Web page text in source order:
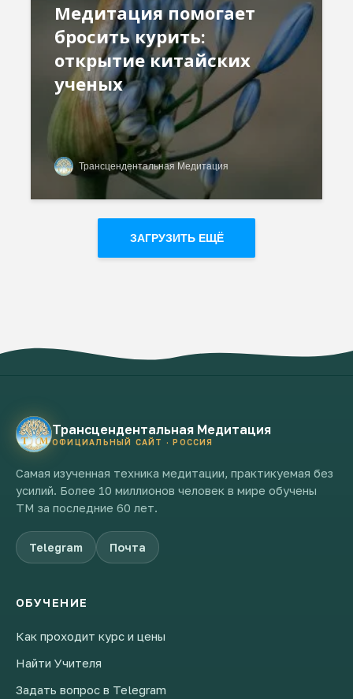
Медитация помогает
бросить курить:
открытие китайских
ученых
Трансцендентальная Медитация
ЗАГРУЗИТЬ ЕЩЁ
Трансцендентальная Медитация
ОФИЦИАЛЬНЫЙ САЙТ · РОССИЯ
Самая изученная техника медитации, практикуемая без
усилий. Более 10 миллионов человек в мире обучены
ТМ за последние 60 лет.
Telegram Почта
ОБУЧЕНИЕ
Как проходит курс и цены
Найти Учителя
Задать вопрос в Telegram